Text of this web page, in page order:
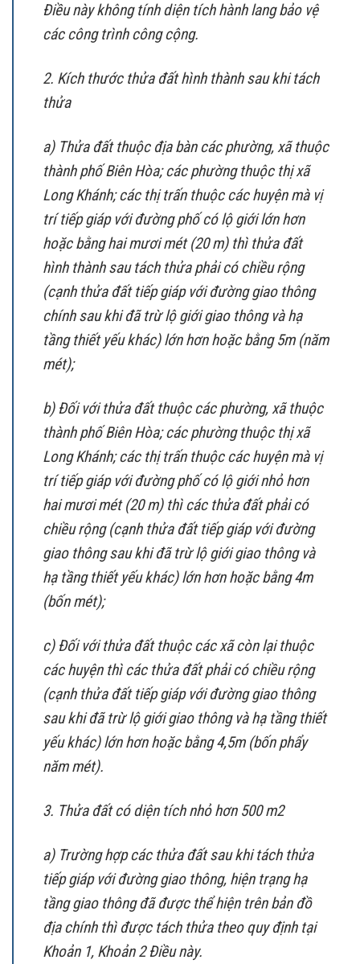
Điều này không tính diện tích hành lang bảo vệ
các công trình công cộng.
2. Kích thước thửa đất hình thành sau khi tách
thửa
a) Thửa đất thuộc địa bàn các phường, xã thuộc
thành phố Biên Hòa; các phường thuộc thị xã
Long Khánh; các thị trấn thuộc các huyện mà vị
trí tiếp giáp với đường phố có lộ giới lớn hơn
hoặc bằng hai mươi mét (20 m) thì thửa đất
hình thành sau tách thửa phải có chiều rộng
(cạnh thửa đất tiếp giáp với đường giao thông
chính sau khi đã trừ lộ giới giao thông và hạ
tầng thiết yếu khác) lớn hơn hoặc bằng 5m (năm
mét);
b) Đối với thửa đất thuộc các phường, xã thuộc
thành phố Biên Hòa; các phường thuộc thị xã
Long Khánh; các thị trấn thuộc các huyện mà vị
trí tiếp giáp với đường phố có lộ giới nhỏ hơn
hai mươi mét (20 m) thì các thửa đất phải có
chiều rộng (cạnh thửa đất tiếp giáp với đường
giao thông sau khi đã trừ lộ giới giao thông và
hạ tầng thiết yếu khác) lớn hơn hoặc bằng 4m
(bốn mét);
c) Đối với thửa đất thuộc các xã còn lại thuộc
các huyện thì các thửa đất phải có chiều rộng
(cạnh thửa đất tiếp giáp với đường giao thông
sau khi đã trừ lộ giới giao thông và hạ tầng thiết
yếu khác) lớn hơn hoặc bằng 4,5m (bốn phẩy
năm mét).
3. Thửa đất có diện tích nhỏ hơn 500 m2
a) Trường hợp các thửa đất sau khi tách thửa
tiếp giáp với đường giao thông, hiện trạng hạ
tầng giao thông đã được thể hiện trên bản đồ
địa chính thì được tách thửa theo quy định tại
Khoản 1, Khoản 2 Điều này.